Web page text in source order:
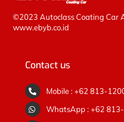
©2023 Autoclass Coating Car
www.ebyb.co.id
Contact us
Mobile : +62 813-
WhatsApp : +62